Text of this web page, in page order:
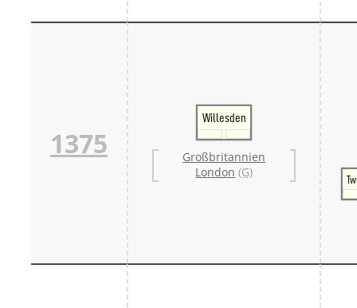
1375
Willesden
Großbritannien
London (G)